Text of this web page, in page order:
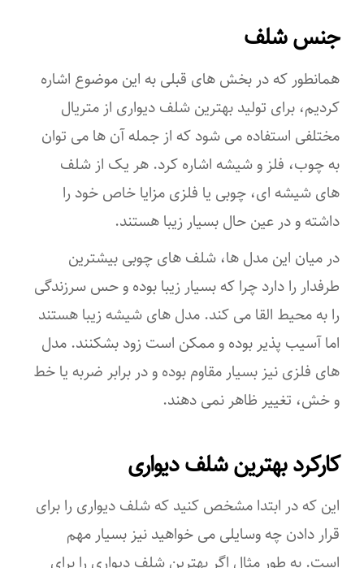
جنس شلف
همانطور که در بخش های قبلی به این موضوع اشاره
کردیم، برای تولید بهترین شلف دیواری از متریال
مختلفی استفاده می شود که از جمله آن ها می توان
به چوب، فلز و شیشه اشاره کرد. هر یک از شلف
های شیشه ای، چوبی یا فلزی مزایا خاص خود را
داشته و در عین حال بسیار زیبا هستند.
در میان این مدل ها، شلف های چوبی بیشترین
طرفدار را دارد چرا که بسیار زیبا بوده و حس سرزندگی
را به محیط القا می کند. مدل های شیشه زیبا هستند
اما آسیب پذیر بوده و ممکن است زود بشکنند. مدل
های فلزی نیز بسیار مقاوم بوده و در برابر ضربه یا خط
و خش، تغییر ظاهر نمی دهند.
کارکرد بهترین شلف دیواری
این که در ابتدا مشخص کنید که شلف دیواری را برای
قرار دادن چه وسایلی می خواهید نیز بسیار مهم
است. به طور مثال اگر بهترین شلف دیواری را برای